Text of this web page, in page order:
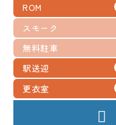
メディア
お知らせ
ROM
スモーク
無料駐車
駅送迎
更衣室